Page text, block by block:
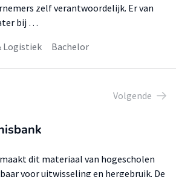
zelf verantwoordelijk. Er van
bij …
Logistiek Bachelor
Volgende
dit materiaal van hogescholen
voor uitwisseling en hergebruik. De